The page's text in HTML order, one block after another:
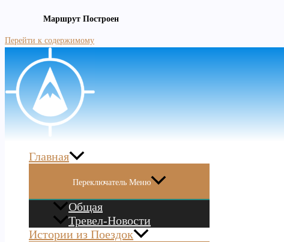
Маршрут Построен
Перейти к содержимому
Главная
Переключатель Меню
Общая
Тревел-Новости
Истории из Поездок